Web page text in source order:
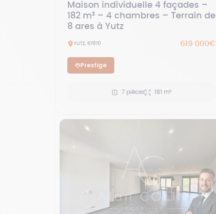
Maison individuelle 4 façades –
182 m² – 4 chambres – Terrain de
8 ares à Yutz
YUTZ, 57970 619 000€
Prestige
7 pièces 181 m²